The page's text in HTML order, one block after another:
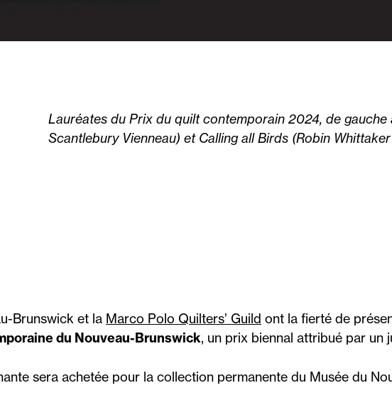
Lauréates du Prix du quilt contemporain 2024, de
Scantlebury Vienneau) et Calling all Birds (Robin
Brunswick et la Marco Polo Quilters’ Guild ont la fierté de
du Nouveau-Brunswick, un prix biennal attribué par un
sera achetée pour la collection permanente du Musée du